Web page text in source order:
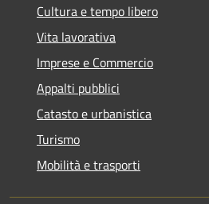
Cultura e tempo libero
Vita lavorativa
Imprese e Commercio
Appalti pubblici
Catasto e urbanistica
Turismo
Mobilità e trasporti